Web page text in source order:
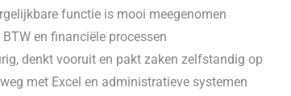
functie is mooi meegenomen
en financiële processen
denkt vooruit en pakt zaken zelfstandig op
met Excel en administratieve systemen